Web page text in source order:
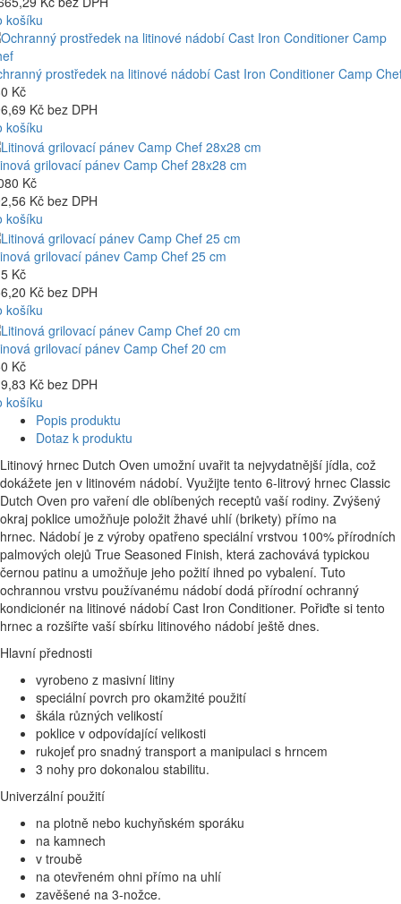
košíku
prostředek na litinové nádobí Cast Iron Conditioner Camp
Kč
Kč bez DPH
košíku
grilovací pánev Camp Chef 28x28 cm
Kč
Kč bez DPH
košíku
grilovací pánev Camp Chef 25 cm
Kč
Kč bez DPH
košíku
grilovací pánev Camp Chef 20 cm
Kč
Kč bez DPH
košíku
Popis produktu
Dotaz k produktu
Litinový hrnec Dutch Oven umožní uvařit ta nejvydatnější jídla, což
dokážete jen v litinovém nádobí. Využijte tento 6-litrový hrnec Classic
Dutch Oven pro vaření dle oblíbených receptů vaší rodiny. Zvýšený
okraj poklice umožňuje položit žhavé uhlí (brikety) přímo na
hrnec. Nádobí je z výroby opatřeno speciální vrstvou 100% přírodních
palmových olejů True Seasoned Finish, která zachovává typickou
černou patinu a umožňuje jeho požití ihned po vybalení. Tuto
ochrannou vrstvu používanému nádobí dodá přírodní ochranný
kondicionér na litinové nádobí Cast Iron Conditioner. Pořiďte si tento
hrnec a rozšiřte vaší sbírku litinového nádobí ještě dnes.
Hlavní přednosti
vyrobeno z masivní litiny
speciální povrch pro okamžité použití
škála různých velikostí
poklice v odpovídající velikosti
rukojeť pro snadný transport a manipulaci s hrncem
3 nohy pro dokonalou stabilitu.
Univerzální použití
na plotně nebo kuchyňském sporáku
na kamnech
v troubě
na otevřeném ohni přímo na uhlí
zavěšené na 3-nožce.